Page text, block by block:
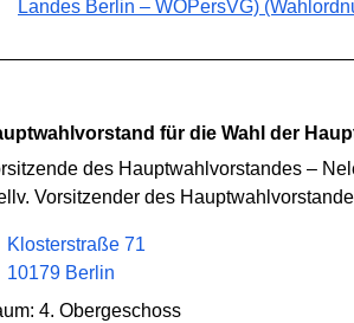
Landes Berlin – WOPersVG)
für die Wahl der
des Hauptwahlvorstandes –
Vorsitzender des
Klosterstraße 71
10179 Berlin
4. Obergeschoss